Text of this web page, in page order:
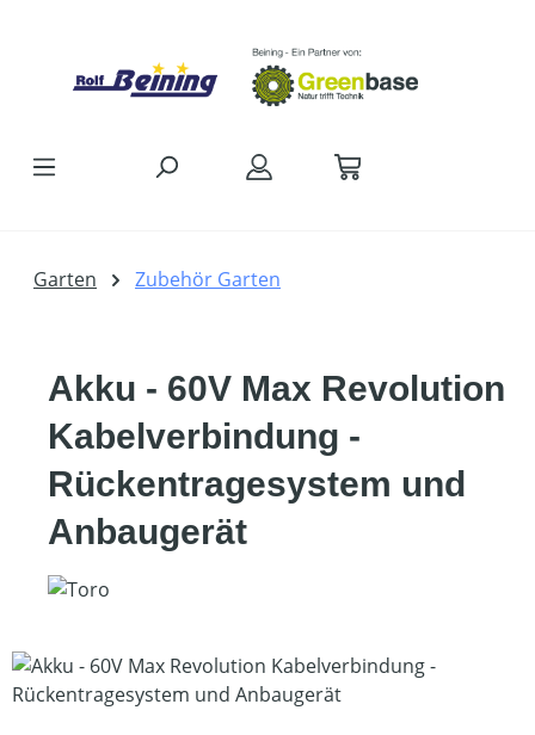
Garten Zubehör Garten
Akku - 60V Max Revolution
Kabelverbindung -
Rückentragesystem und
Anbaugerät
Bildergalerie überspringen